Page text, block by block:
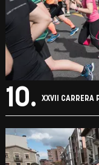
10. XXVII CARRERA